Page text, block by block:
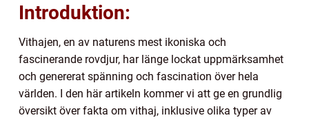
Introduktion:
Vithajen, en av naturens mest ikoniska och
fascinerande rovdjur, har länge lockat uppmärksamhet
och genererat spänning och fascination över hela
världen. I den här artikeln kommer vi att ge en grundlig
översikt över fakta om vithaj, inklusive olika typer av